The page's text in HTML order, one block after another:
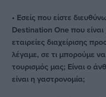
• Εσείς που είστε
Destination One που είναι
εταιρείες διαχείρισης
λέγαμε, σε τι μπορούμε
τουρισμός μας; Είναι ο
είναι η γαστρονομία;